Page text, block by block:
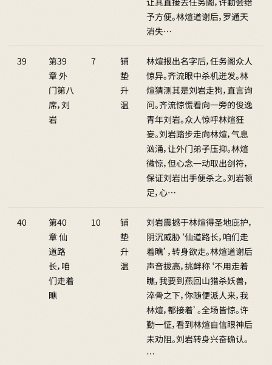
予方便。林煊道谢后，罗通天
消失…
39
第39
章 外
门第八
席，刘
岩
7
铺
垫
升
温
林煊报出名字后，任务阁众人
惊异。齐流眼中杀机迸发。林
煊猜测其是刘岩走狗，直言询
问。齐流惊慌看向一旁的俊逸
青年刘岩。众人惊呼林煊狂
妄。刘岩踏步走向林煊，气息
汹涌，让外门弟子压抑。林煊
微惊，但心念一动取出剑符，
保证刘岩出手便杀之。刘岩顿
足，心…
40
第40
章 仙
道路
长，咱
们走着
瞧
10
铺
垫
升
温
刘岩震撼于林煊得圣地庇护，
阴沉威胁‘仙道路长，咱们走
着瞧’，转身欲走。林煊道谢后
声音拔高，挑衅称‘不用走着
瞧，我要到燕回山猎杀妖兽，
淬骨之下，你随便派人来，我
林煊，都接着’。全场皆惊。许
勤一怔，看到林煊自信眼神后
未劝阻。刘岩转身兴奋确认。
…